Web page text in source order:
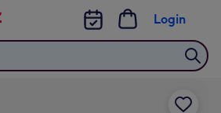
Login